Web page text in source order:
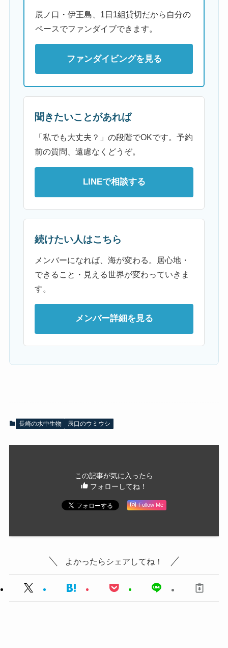
辰ノ口・伊王島、1日1組貸切だから自分の
ペースでファンダイブできます。
ファンダイビングを見る
聞きたいことがあれば
「私でも大丈夫？」の段階でOKです。予約
前の質問、遠慮なくどうぞ。
LINEで相談する
続けたい人はこちら
メンバーになれば、海が変わる。居心地・
できること・見える世界が変わっていきま
す。
メンバー詳細を見る
長崎の水中生物 辰口のウミウシ
この記事が気に入ったら
フォローしてね！
Follow Me
よかったらシェアしてね！